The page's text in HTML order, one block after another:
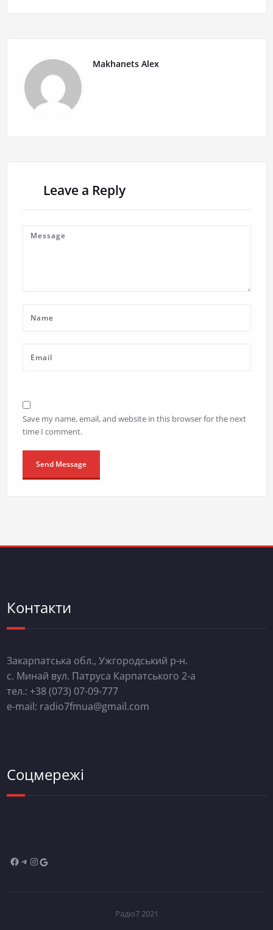
Makhanets Alex
Leave a Reply
Save my name, email, and website in this browser for the next
time I comment.
Контакти
Закарпатська обл., Ужгородський р-н.
с. Минай вул. Патруса Карпатського 2-а
тел.: +38 (073) 07-09-777
e-mail: radio7fmua@gmail.com
Соцмережі
Радіо7 2021